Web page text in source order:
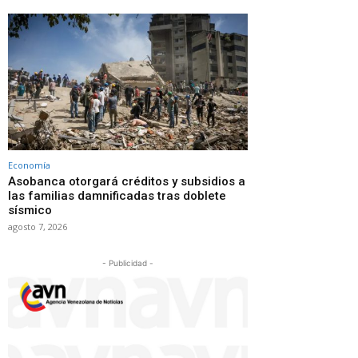
Economía
Asobanca otorgará créditos y subsidios a
las familias damnificadas tras doblete
sísmico
agosto 7, 2026
- Publicidad -